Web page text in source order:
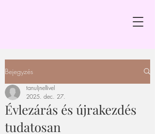
Bejegyzés
Évlezárás és újrakezdés
tudatosan
tanuljnellivel
2025. dec. 27.